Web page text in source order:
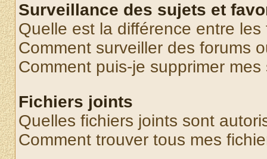
Surveillance des sujets et
Quelle est la différence entre
Comment surveiller des forums
Comment puis-je supprimer
Fichiers joints
Quelles fichiers joints sont
Comment trouver tous mes